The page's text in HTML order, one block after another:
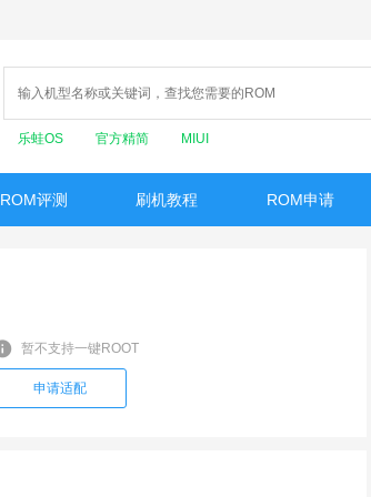
乐蛙OS 官方精简 MIUI
ROM评测 刷机教程 ROM申请
暂不支持一键ROOT
申请适配